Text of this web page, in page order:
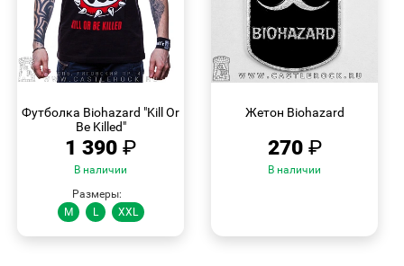
Футболка Biohazard "Kill Or
Be Killed"
1 390 ₽
В наличии
Размеры:
M
L XXL
Жетон Biohazard
270 ₽
В наличии